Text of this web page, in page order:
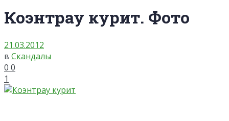
Коэнтрау курит. Фото
21.03.2012
в Скандалы
0 0
1